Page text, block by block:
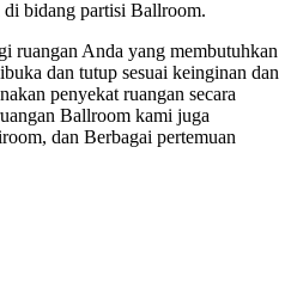
di bidang partisi Ballroom.
ruangan Anda yang membutuhkan
dan tutup sesuai keinginan dan
penyekat ruangan secara
Ballroom kami juga
dan Berbagai pertemuan